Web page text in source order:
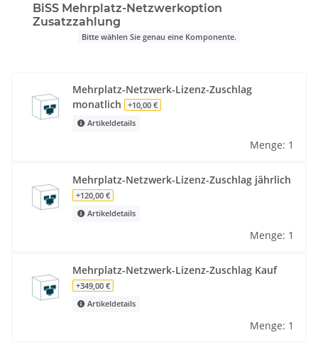
BiSS Mehrplatz-Netzwerkoption
Zusatzzahlung
Bitte wählen Sie genau eine Komponente.
Mehrplatz-Netzwerk-Lizenz-Zuschlag
monatlich
+10,00 €
Artikeldetails
Menge: 1
Mehrplatz-Netzwerk-Lizenz-Zuschlag jährlich
+120,00 €
Artikeldetails
Menge: 1
Mehrplatz-Netzwerk-Lizenz-Zuschlag Kauf
+349,00 €
Artikeldetails
Menge: 1